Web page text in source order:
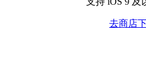
去商店